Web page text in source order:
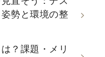
勢と環境の整
？課題・メリ